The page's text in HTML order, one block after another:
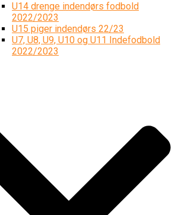
U14 drenge indendørs fodbold
2022/2023
U15 piger indendørs 22/23
U7, U8, U9, U10 og U11 Indefodbold
2022/2023